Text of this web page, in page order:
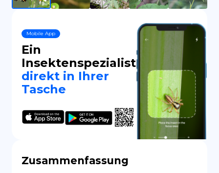
Mobile App
Ein
Insektenspezialist
direkt in Ihrer
Tasche
Zusammenfassung